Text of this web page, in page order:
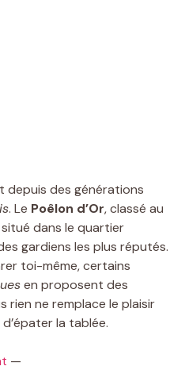
depuis des générations
. Le Poêlon d’Or, classé au
dans le quartier
gardiens les plus réputés.
toi-même, certains
en proposent des
rien ne remplace le plaisir
la tablée.
—